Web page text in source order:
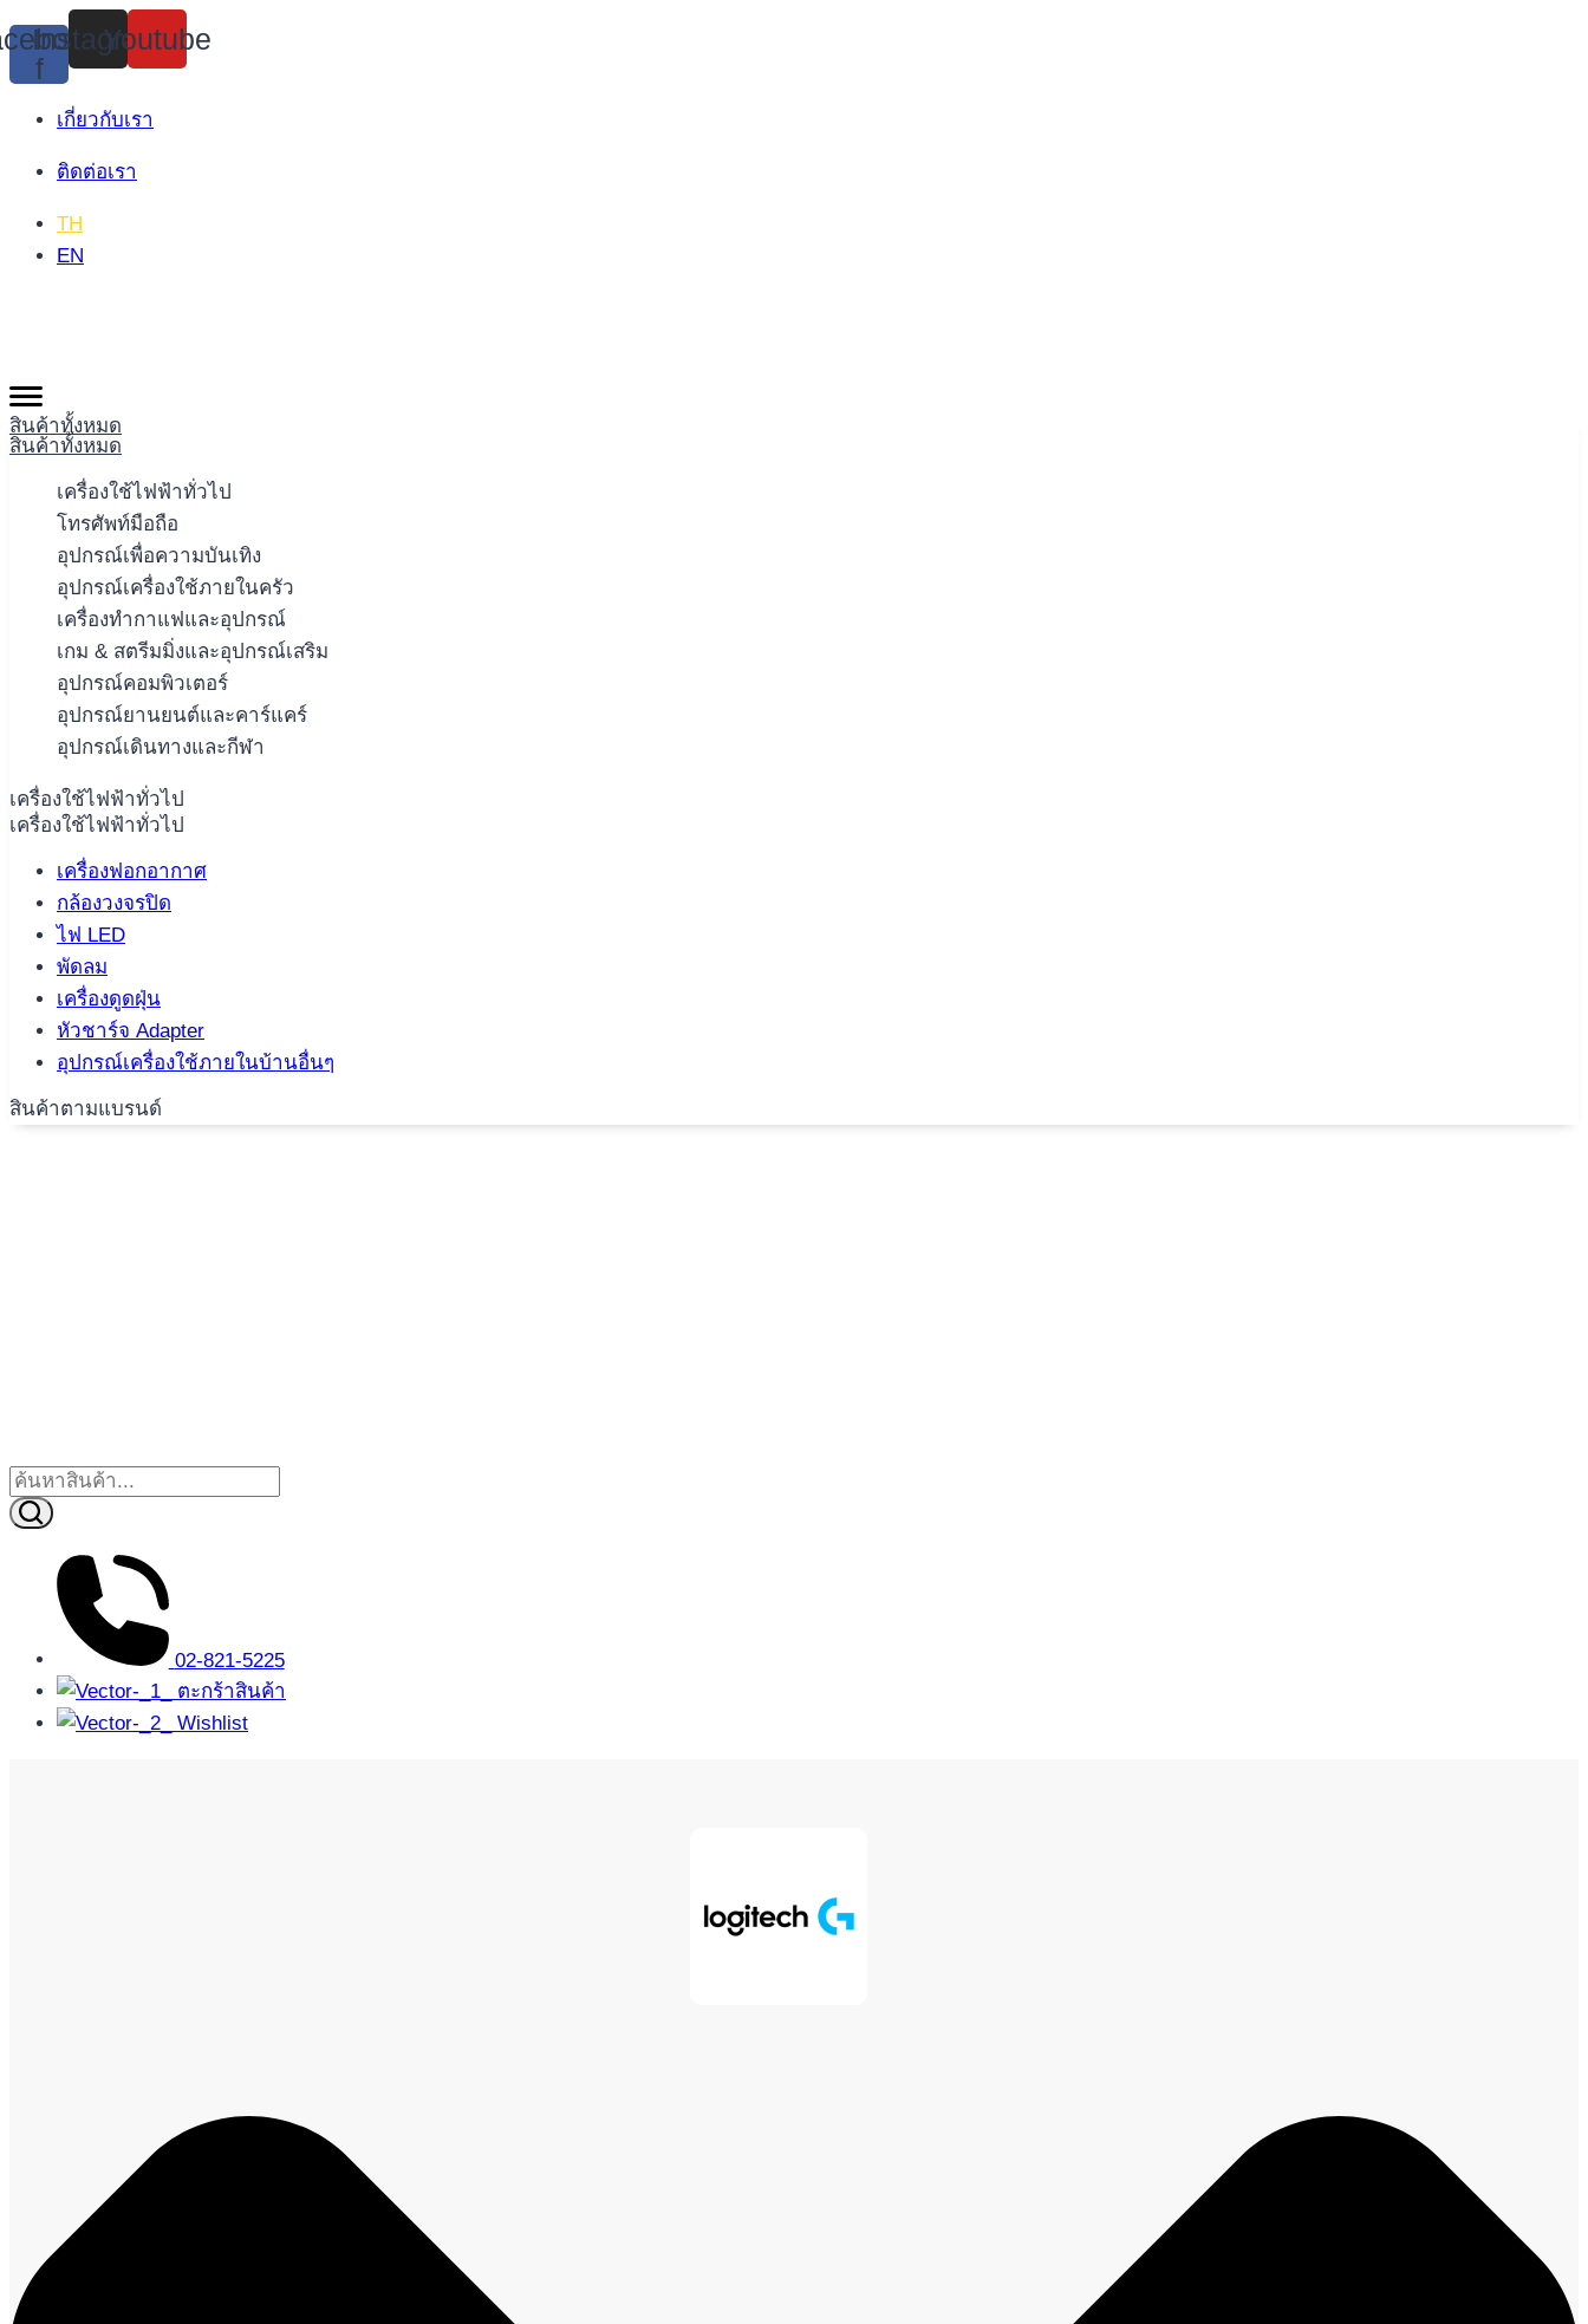
Skip
to
content
f
Instagram
Youtube
เกี่ยวกับเรา
ติดต่อเรา
TH
EN
สินค้าทั้งหมด
สินค้าทั้งหมด
เครื่องใช้ไฟฟ้าทั่วไป
โทรศัพท์มือถือ
อุปกรณ์เพื่อความบันเทิง
อุปกรณ์เครื่องใช้ภายในครัว
เครื่องทำกาแฟและอุปกรณ์
เกม & สตรีมมิ่งและอุปกรณ์เสริม
อุปกรณ์คอมพิวเตอร์
อุปกรณ์ยานยนต์และคาร์แคร์
อุปกรณ์เดินทางและกีฬา
เครื่องใช้ไฟฟ้าทั่วไป
เครื่องใช้ไฟฟ้าทั่วไป
เครื่องฟอกอากาศ
กล้องวงจรปิด
ไฟ LED
พัดลม
เครื่องดูดฝุ่น
หัวชาร์จ Adapter
อุปกรณ์เครื่องใช้ภายในบ้านอื่นๆ
สินค้าตามแบรนด์
02-821-5225
ตะกร้าสินค้า
Wishlist